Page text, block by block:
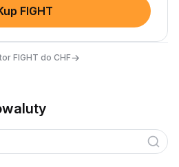
FIGHT
FIGHT do CHF→